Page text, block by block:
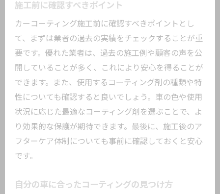
施工前に確認すべきポイント
カーコーティング施工前に確認すべきポイントとし
て、まずは業者の過去の実績をチェックすることが重
要です。優れた業者は、過去の施工例や顧客の声を公
開していることが多く、これにより安心を得ることが
できます。また、使用するコーティング剤の種類や特
性についても確認すると良いでしょう。車の色や使用
状況に応じた最適なコーティング剤を選ぶことで、よ
り効果的な保護が期待できます。最後に、施工後のア
フターケア体制についても事前に確認しておくと安心
です。
自分の車に合ったコーティングの見つけ方